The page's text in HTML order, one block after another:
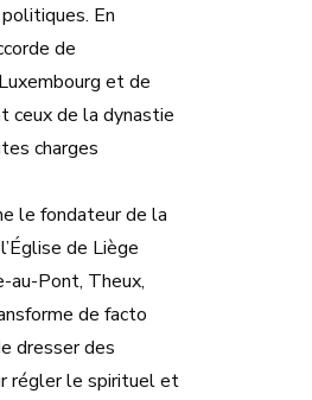
En
de
et de
ceux de la dynastie
charges
le fondateur de la
de Liège
au-Pont, Theux,
de facto
dresser des
régler le spirituel et